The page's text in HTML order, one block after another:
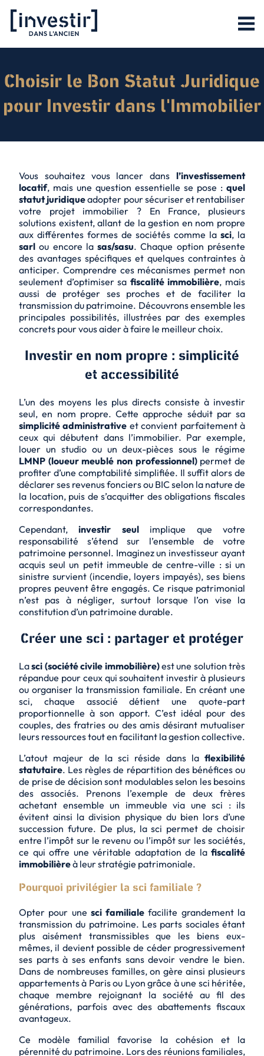
Choisir le Bon Statut Juridique
pour Investir dans l'Immobilier
Vous souhaitez vous lancer dans l’investissement
locatif, mais une question essentielle se pose : quel
statut juridiqueadopter pour sécuriser et rentabiliser
votre projet immobilier ? En France, plusieurs
solutions existent, allant de la gestion en nom propre
aux différentes formes de sociétés comme la sci, la
sarl ou encore lasas/sasu. Chaque option présente
des avantages spécifiques et quelques contraintes à
anticiper. Comprendre ces mécanismes permet non
seulement d’optimiser sa fiscalité immobilière, mais
aussi de protéger ses proches et de faciliter la
transmission du patrimoine. Découvrons ensemble les
principales possibilités, illustrées par des exemples
concrets pour vous aider à faire le meilleur choix.
Investir en nom propre : simplicité
et accessibilité
L’un des moyens les plus directs consiste à investir
seul, en nom propre. Cette approche séduit par sa
simplicité administrative et convient parfaitement à
ceux qui débutent dans l’immobilier. Par exemple,
louer un studio ou un deux-pièces sous le régime
LMNP (loueur meublé non professionnel)permet de
profiter d’une comptabilité simplifiée. Il suffit alors de
déclarer ses revenus fonciers ou BIC selon la nature de
la location, puis de s’acquitter des obligations fiscales
correspondantes.
Cependant,investir seulimplique que votre
responsabilité s’étend sur l’ensemble de votre
patrimoine personnel. Imaginez un investisseur ayant
acquis seul un petit immeuble de centre-ville : si un
sinistre survient (incendie, loyers impayés), ses biens
propres peuvent être engagés. Ce risque patrimonial
n’est pas à négliger, surtout lorsque l’on vise la
constitution d’un patrimoine durable.
Créer une sci : partager et protéger
Lasci (société civile immobilière)est une solution très
répandue pour ceux qui souhaitent investir à plusieurs
ou organiser la transmission familiale. En créant une
sci, chaque associé détient une quote-part
proportionnelle à son apport. C’est idéal pour des
couples, des fratries ou des amis désirant mutualiser
leurs ressources tout en facilitant la gestion collective.
L’atout majeur de la sci réside dans la flexibilité
statutaire. Les règles de répartition des bénéfices ou
de prise de décision sont modulables selon les besoins
des associés. Prenons l’exemple de deux frères
achetant ensemble un immeuble via une sci : ils
évitent ainsi la division physique du bien lors d’une
succession future. De plus, la sci permet de choisir
entre l’impôt sur le revenu ou l’impôt sur les sociétés,
ce qui offre une véritable adaptation de la fiscalité
immobilièreà leur stratégie patrimoniale.
Pourquoi privilégier la sci familiale ?
Opter pour une sci familiale facilite grandement la
transmission du patrimoine. Les parts sociales étant
plus aisément transmissibles que les biens eux-
mêmes, il devient possible de céder progressivement
ses parts à ses enfants sans devoir vendre le bien.
Dans de nombreuses familles, on gère ainsi plusieurs
appartements à Paris ou Lyon grâce à une sci héritée,
chaque membre rejoignant la société au fil des
générations, parfois avec des abattements fiscaux
avantageux.
Ce modèle familial favorise la cohésion et la
pérennité du patrimoine. Lors des réunions familiales,